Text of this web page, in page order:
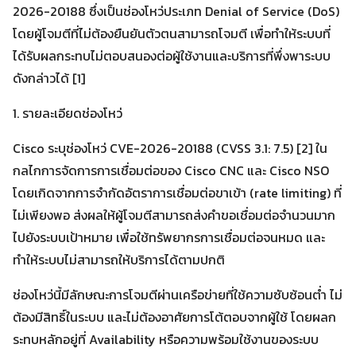
2026-20188 ซึ่งเป็นช่องโหว่ประเภท Denial of Service (DoS)
โดยผู้โจมตีที่ไม่ต้องยืนยันตัวตนสามารถโจมตี เพื่อทำให้ระบบที่
ได้รับผลกระทบไม่ตอบสนองต่อผู้ใช้งานและบริการที่พึ่งพาระบบ
ดังกล่าวได้ [1]
1. รายละเอียดช่องโหว่
Cisco ระบุช่องโหว่ CVE-2026-20188 (CVSS 3.1: 7.5) [2] ใน
กลไกการจัดการการเชื่อมต่อของ Cisco CNC และ Cisco NSO
โดยเกิดจากการจำกัดอัตราการเชื่อมต่อขาเข้า (rate limiting) ที่
ไม่เพียงพอ ส่งผลให้ผู้โจมตีสามารถส่งคำขอเชื่อมต่อจำนวนมาก
ไปยังระบบเป้าหมาย เพื่อใช้ทรัพยากรการเชื่อมต่อจนหมด และ
ทำให้ระบบไม่สามารถให้บริการได้ตามปกติ
ช่องโหว่นี้มีลักษณะการโจมตีผ่านเครือข่ายที่ใช้ความซับซ้อนต่ำ ไม่
ต้องมีสิทธิ์ในระบบ และไม่ต้องอาศัยการโต้ตอบจากผู้ใช้ โดยผลก
ระทบหลักอยู่ที่ Availability หรือความพร้อมใช้งานของระบบ